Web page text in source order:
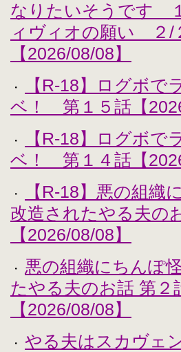
なりたいそうで
ィヴィオの願い ２/
【2026/08/08】
・
【R-18】ログボで
ベ！ 第１５話【
・
【R-18】ログボで
ベ！ 第１４話【
・
【R-18】悪の組織
改造されたやる夫の
【2026/08/08】
・
悪の組織にちんぽ
たやる夫のお話 第２
【2026/08/08】
・
やる夫はスカヴェ